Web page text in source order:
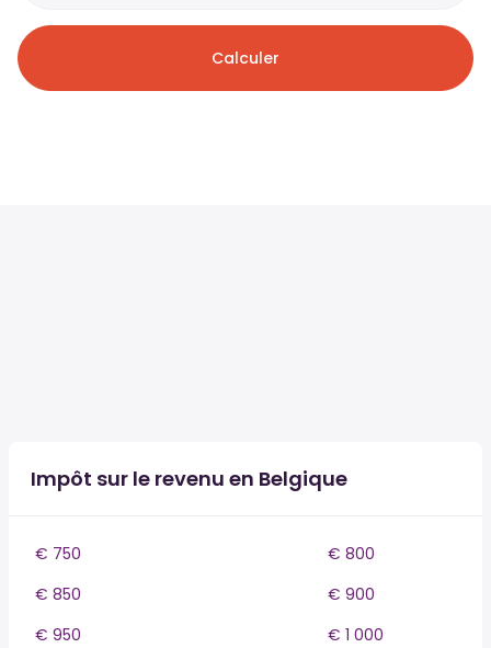
Calculer
Impôt sur le revenu en Belgique
€ 750
€ 800
€ 850
€ 900
€ 950
€ 1 000